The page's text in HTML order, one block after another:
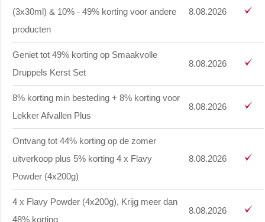
(3x30ml) & 10% - 49% korting voor andere
producten
8.08.2026
Geniet tot 49% korting op Smaakvolle
Druppels Kerst Set
8.08.2026
8% korting min besteding + 8% korting voor
Lekker Afvallen Plus
8.08.2026
Ontvang tot 44% korting op de zomer
uitverkoop plus 5% korting 4 x Flavy
Powder (4x200g)
8.08.2026
4 x Flavy Powder (4x200g), Krijg meer dan
48% korting
8.08.2026